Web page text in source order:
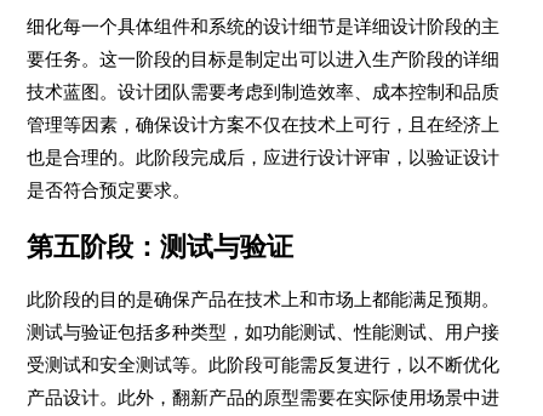
细化每一个具体组件和系统的设计细节是详细设计阶段的主
要任务。这一阶段的目标是制定出可以进入生产阶段的详细
技术蓝图。设计团队需要考虑到制造效率、成本控制和品质
管理等因素，确保设计方案不仅在技术上可行，且在经济上
也是合理的。此阶段完成后，应进行设计评审，以验证设计
是否符合预定要求。
第五阶段：测试与验证
此阶段的目的是确保产品在技术上和市场上都能满足预期。
测试与验证包括多种类型，如功能测试、性能测试、用户接
受测试和安全测试等。此阶段可能需反复进行，以不断优化
产品设计。此外，翻新产品的原型需要在实际使用场景中进